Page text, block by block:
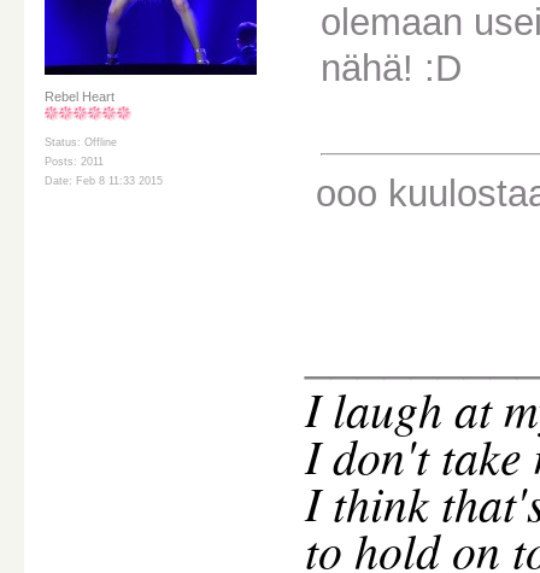
Rebel Heart
Status: Offline
Posts: 2011
Date: Feb 8 11:33 2015
olemaan
nähä! :D
ooo
Ilaugh at
I don't take
I think
to hold on